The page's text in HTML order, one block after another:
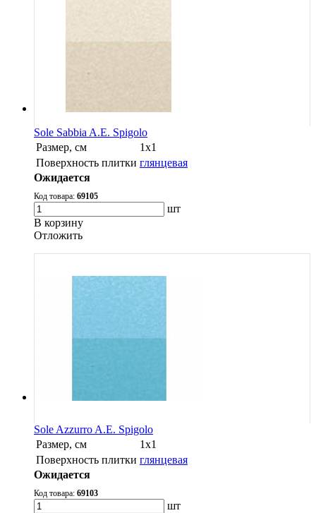
Sole Sabbia A.E. Spigolo
Размер, см
1х1
Поверхность плитки глянцевая
Ожидается
Код товара: 69105
шт
В корзину
Oтложить
Sole Azzurro A.E. Spigolo
Размер, см
1х1
Поверхность плитки глянцевая
Ожидается
Код товара: 69103
шт